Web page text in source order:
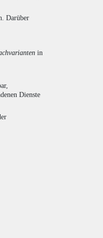
Darüber
in
Dienste